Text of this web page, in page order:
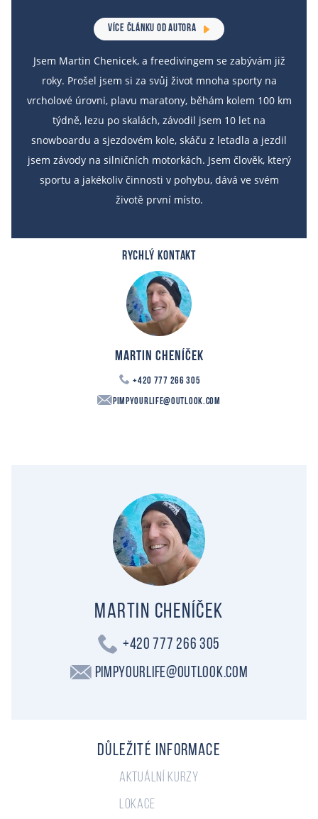
VÍCE ČLÁNKU OD AUTORA
Jsem Martin Chenicek, a freedivingem se zabývám již
roky. Prošel jsem si za svůj život mnoha sporty na
vrcholové úrovni, plavu maratony, běhám kolem 100 km
týdně, lezu po skalách, závodil jsem 10 let na
snowboardu a sjezdovém kole, skáču z letadla a jezdil
jsem závody na silničních motorkách. Jsem člověk, který
sportu a jakékoliv činnosti v pohybu, dává ve svém
životě první místo.
RYCHLÝ KONTAKT
Martin Cheníček
+420 777 266 305
PimpYourLife@outlook.com
Martin Cheníček
+420 777 266 305
PimpYourLife@outlook.com
Důležité informace
Aktuální kurzy
Lokace